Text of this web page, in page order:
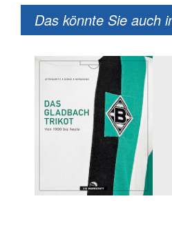
Das könnte Sie auch